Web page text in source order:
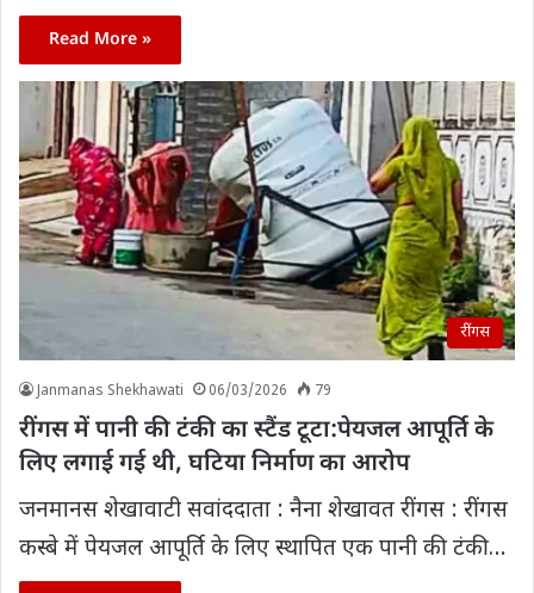
Read More »
रींगस
Janmanas Shekhawati 06/03/2026 79
रींगस में पानी की टंकी का स्टैंड टूटा:पेयजल आपूर्ति के
लिए लगाई गई थी, घटिया निर्माण का आरोप
जनमानस शेखावाटी सवांददाता : नैना शेखावत रींगस : रींगस
कस्बे में पेयजल आपूर्ति के लिए स्थापित एक पानी की टंकी…